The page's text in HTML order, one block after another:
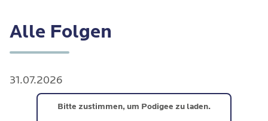
Alle Folgen
31.07.2026
Bitte zustimmen, um Podigee zu laden.